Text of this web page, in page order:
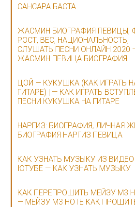
САНСАРА БАСТА
ЖАСМИН БИОГРАФИЯ ПЕВИЦЫ,
РОСТ, ВЕС, НАЦИОНАЛЬНОСТЬ,
СЛУШАТЬ ПЕСНИ ОНЛАЙН 2020
ЖАСМИН ПЕВИЦА БИОГРАФИЯ
ЦОЙ — КУКУШКА (КАК ИГРАТЬ
ГИТАРЕ) | — КАК ИГРАТЬ
ПЕСНИ КУКУШКА НА ГИТАРЕ
НАРГИЗ: БИОГРАФИЯ, ЛИЧНАЯ
БИОГРАФИЯ НАРГИЗ ПЕВИЦА
КАК УЗНАТЬ МУЗЫКУ ИЗ
ЮТУБЕ — КАК УЗНАТЬ МУЗЫКУ
КАК ПЕРЕПРОШИТЬ МЕЙЗУ М3
— МЕЙЗУ М3 НОТЕ КАК